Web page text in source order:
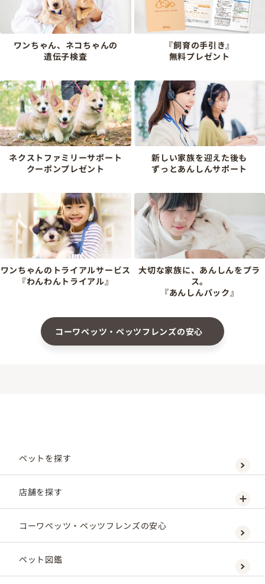
ワンちゃん、ネコちゃんの
遺伝子検査
『飼育の手引き』
無料プレゼント
ネクストファミリーサポート
クーポンプレゼント
新しい家族を迎えた後も
ずっとあんしんサポート
ワンちゃんのトライアルサービス
『わんわんトライアル』
大切な家族に、あんしんをプラ
ス。
『あんしんパック』
コーワペッツ・ペッツフレンズの安心
ペットを探す
店舗を探す
コーワペッツ・ペッツフレンズの安心
ペット図鑑